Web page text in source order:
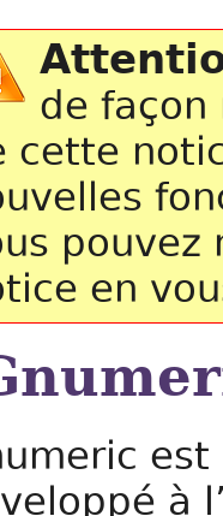
de
cette
en